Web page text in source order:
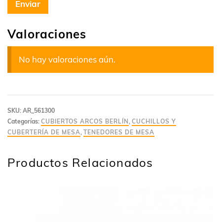
Valoraciones
No hay valoraciones aún.
SKU: AR_561300
Categorías: CUBIERTOS ARCOS BERLÍN , CUCHILLOS Y
CUBERTERÍA DE MESA, TENEDORES DE MESA
Productos Relacionados